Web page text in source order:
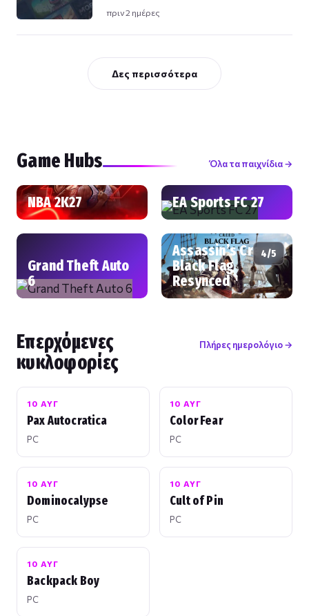
πριν 2 ημέρες
Δες περισσότερα
Game Hubs Όλα τα παιχνίδια →
NBA 2K27 EA Sports FC 27
Grand Theft Auto
6
Assassin’s Creed
Black Flag
Resynced
4/5
Επερχόμενες
κυκλοφορίες
Πλήρες ημερολόγιο →
10 ΑΥΓ
Pax Autocratica
PC
10 ΑΥΓ
Color Fear
PC
10 ΑΥΓ
Dominocalypse
PC
10 ΑΥΓ
Cult of Pin
PC
10 ΑΥΓ
Backpack Boy
PC